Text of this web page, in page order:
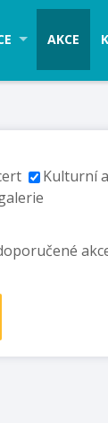
AKCE
Kulturní